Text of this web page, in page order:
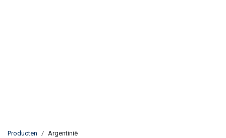
Producten Argentinië